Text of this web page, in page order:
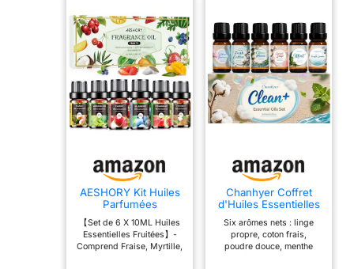
fluide et une satisfaction
client.
AESHORY Kit Huiles
Parfumées
Fruitées 6 X 10ML,
Huile Essentielle
Fruits Naturelle pour
【Set de 6 X 10ML Huiles
Essentielles Fruitées】-
Comprend Fraise, Myrtille,
Chanhyer Coffret
d'Huiles Essentielles
Six arômes nets : linge
propre, coton frais,
poudre douce, menthe